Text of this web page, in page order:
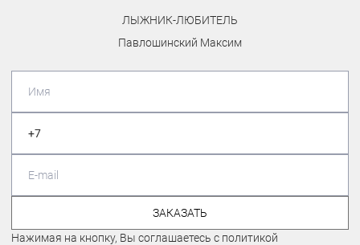
ЛЫЖНИК-ЛЮБИТЕЛЬ
Павлошинский Максим
ЗАКАЗАТЬ
Нажимая на кнопку, Вы соглашаетесь с политикой